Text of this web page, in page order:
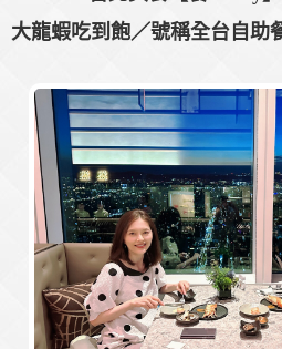
大龍蝦吃到飽／號稱全台自助